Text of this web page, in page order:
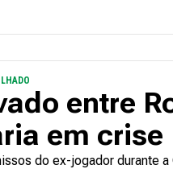
entre
em crise
do ex-jogador durante